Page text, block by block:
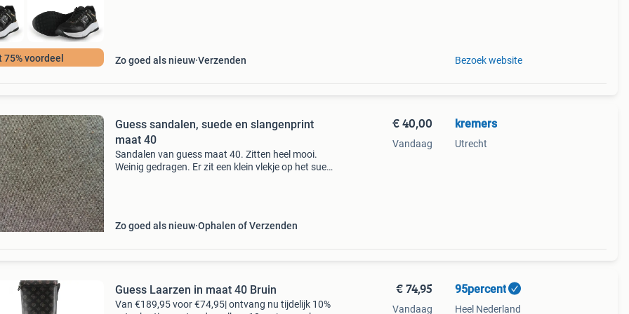
75% voordeel Zo goed als nieuw Verzenden Bezoek website
Guess sandalen, suede en slangenprint
maat 40
Sandalen van guess maat 40. Zitten heel mooi.
Weinig gedragen. Er zit een klein vlekje op het suede
Zo goed als nieuw Ophalen of Verzenden
€ 40,00
Vandaag
kremers
Utrecht
Guess Laarzen in maat 40 Bruin
Van €189,95 voor €74,95| ontvang nu tijdelijk 10%
€ 74,95
Vandaag
95percent
Heel Nederland